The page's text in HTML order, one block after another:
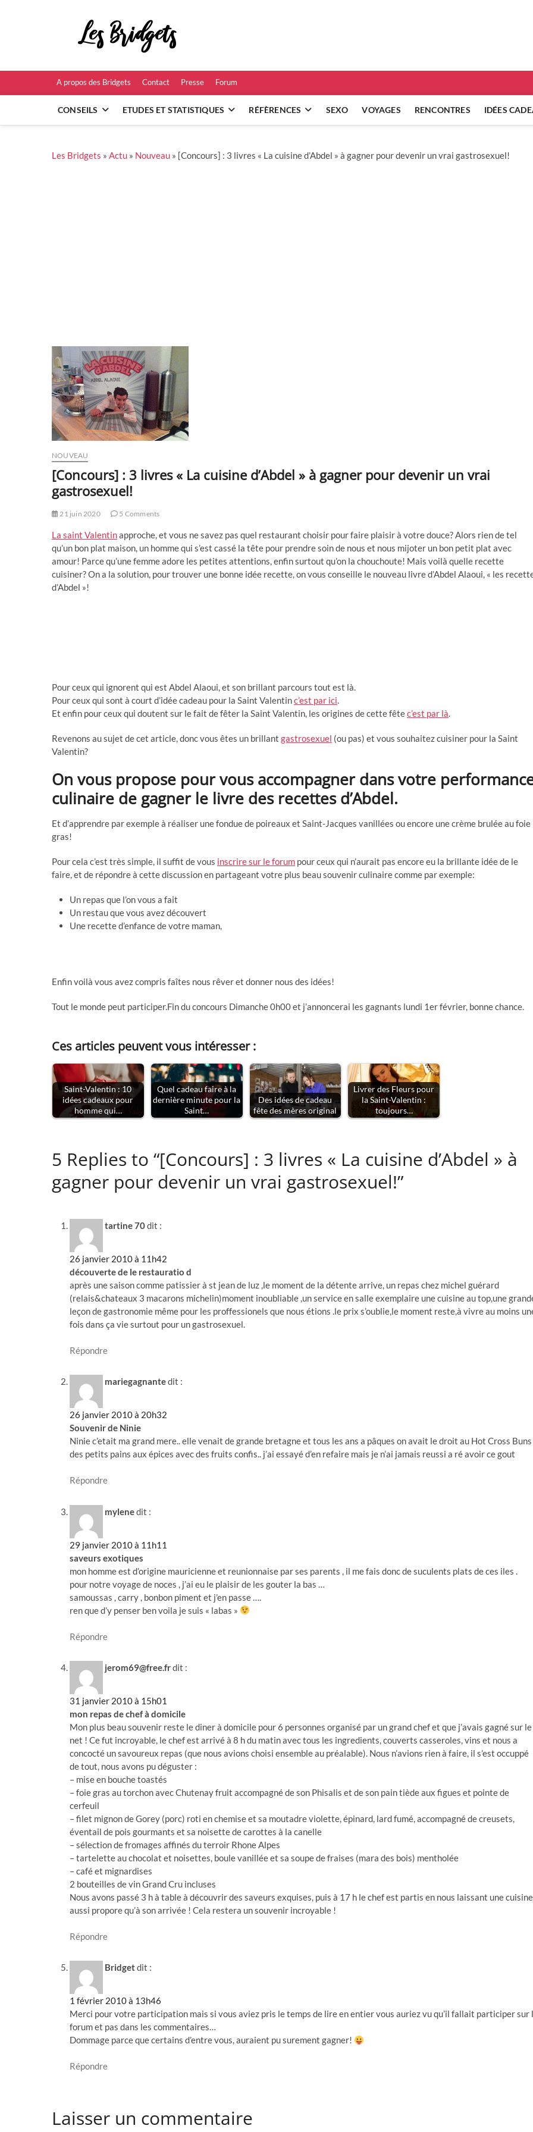
A propos des Bridgets Contact Presse Forum
CONSEILS ETUDES ET STATISTIQUES RÉFÈRENCES SEXO VOYAGES RENCONTRES IDÉES
Les Bridgets » Actu » Nouveau » [Concours] : 3 livres « La cuisine d’Abdel » à gagner pour devenir un vrai gastrosexuel!
NOUVEAU
[Concours] : 3 livres « La cuisine d’Abdel » à gagner pour devenir un vrai
gastrosexuel!
21 juin 2020 5 Comments
La saint Valentinapproche, et vous ne savez pas quel restaurant choisir pour faire plaisir à votre douce? Alors rien de tel
qu’un bon plat maison, un homme qui s’est cassé la tête pour prendre soin de nous et nous mijoter un bon petit plat avec
amour! Parce qu’une femme adore les petites attentions, enfin surtout qu’on la chouchoute! Mais voilà quelle recette
cuisiner? On a la solution, pour trouver une bonne idée recette, on vous conseille le nouveau livre d’Abdel Alaoui, « les
d’Abdel »!
Pour ceux qui ignorent qui est Abdel Alaoui, et son brillant parcours tout est là.
Pour ceux qui sont à court d’idée cadeau pour la Saint Valentinc’est par ici.
Et enfin pour ceux qui doutent sur le fait de fêter la Saint Valentin, les origines de cette fêtec’est par là.
Revenons au sujet de cet article, donc vous êtes un brillant gastrosexuel (ou pas) et vous souhaitez cuisiner pour la Saint
Valentin?
On vous propose pour vous accompagner dans votre
culinaire de gagner le livre des recettes d’Abdel.
Et d’apprendre par exemple à réaliser une fondue de poireaux et Saint-Jacques vanillées ou encore une crème brulée au foie
gras!
Pour cela c’est très simple, il suffit de vous inscrire sur le forum pour ceux qui n’aurait pas encore eu la brillante idée de le
faire, et de répondre à cette discussion en partageant votre plus beau souvenir culinaire comme par exemple:
Un repas que l’on vous a fait
Un restau que vous avez découvert
Une recette d’enfance de votre maman,
Enfin voilà vous avez compris faîtes nous rêver et donner nous des idées!
Tout le monde peut participer.Fin du concours Dimanche 0h00 et j’annoncerai les gagnants lundi 1er février, bonne chance.
Ces articles peuvent vous intéresser :
Saint-Valentin : 10
idées cadeaux pour
homme qui…
Quel cadeau faire à la
dernière minute pour la
Saint…
Des idées de cadeau
fête des mères original
Livrer des Fleurs pour
la Saint-Valentin :
toujours…
5 Replies to “[Concours] : 3 livres « La cuisine d’Abdel » à
gagner pour devenir un vrai gastrosexuel!”
tartine 70dit :
26 janvier 2010 à 11h42
découverte de le restauratio d
après une saison comme patissier à st jean de luz ,le moment de la détente arrive, un repas chez michel guérard
(relais&chateaux 3 macarons michelin)moment inoubliable ,un service en salle exemplaire une cuisine au top,une
leçon de gastronomie même pour les proffessionels que nous étions .le prix s’oublie,le moment reste,à vivre au moins
fois dans ça vie surtout pour un gastrosexuel.
Répondre
mariegagnantedit :
26 janvier 2010 à 20h32
Souvenir de Ninie
Ninie c’etait ma grand mere.. elle venait de grande bretagne et tous les ans a pâques on avait le droit au Hot Cross Buns
des petits pains aux épices avec des fruits confis.. j’ai essayé d’en refaire mais je n’ai jamais reussi a ré avoir ce gout
Répondre
mylenedit :
29 janvier 2010 à 11h11
saveurs exotiques
mon homme est d’origine mauricienne et reunionnaise par ses parents , il me fais donc de suculents plats de ces iles .
pour notre voyage de noces , j’ai eu le plaisir de les gouter la bas …
samoussas , carry , bonbon piment et j’en passe ….
ren que d’y penser ben voila je suis « labas »
Répondre
jerom69@free.frdit :
31 janvier 2010 à 15h01
mon repas de chef à domicile
Mon plus beau souvenir reste le diner à domicile pour 6 personnes organisé par un grand chef et que j’avais gagné sur le
net ! Ce fut incroyable, le chef est arrivé à 8 h du matin avec tous les ingredients, couverts casseroles, vins et nous a
concocté un savoureux repas (que nous avions choisi ensemble au préalable). Nous n’avions rien à faire, il s’est occuppé
de tout, nous avons pu déguster :
– mise en bouche toastés
– foie gras au torchon avec Chutenay fruit accompagné de son Phisalis et de son pain tiède aux figues et pointe de
cerfeuil
– filet mignon de Gorey (porc) roti en chemise et sa moutadre violette, épinard, lard fumé, accompagné de creusets,
éventail de pois gourmants et sa noisette de carottes à la canelle
– sélection de fromages affinés du terroir Rhone Alpes
– tartelette au chocolat et noisettes, boule vanillée et sa soupe de fraises (mara des bois) mentholée
– café et mignardises
2 bouteilles de vin Grand Cru incluses
Nous avons passé 3 h à table à découvrir des saveurs exquises, puis à 17 h le chef est partis en nous laissant une cuisine
aussi propore qu’à son arrivée ! Cela restera un souvenir incroyable !
Répondre
Bridgetdit :
1 février 2010 à 13h46
Merci pour votre participation mais si vous aviez pris le temps de lire en entier vous auriez vu qu’il fallait participer sur
forum et pas dans les commentaires…
Dommage parce que certains d’entre vous, auraient pu surement gagner!
Répondre
Laisser un commentaire